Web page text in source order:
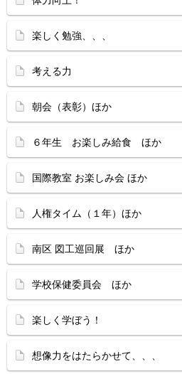
楽しく勉強、、、
考える力
朝会（表彰）ほか
６年生 お楽しみ給食 ほか
国際教室 お楽しみ会 ほか
人権タイム（１年）ほか
南区 図工巡回展 ほか
学校保健委員会 ほか
楽しく学ぼう！
想像力をはたらかせて、、、